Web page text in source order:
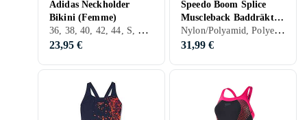
Adidas Neckholder
Bikini (Femme)
36, 38, 40, 42, 44, S, M, L, XL, XXL, XS, Noir, Blanc, Argent, Gris, Bleu, Rouge, Vert, Violet, Bikini
23,95 €
Speedo Boom Splice
Muscleback Baddräkt
(Femme)
Nylon/Polyamid, Polyester, Élasthanne/Spandex/Lycra, 32, 34, 36, 38, 40, 42, 44, 46, 48, 50, 54, 52, 56, S, M, L, XL, XXL, XS, Noir, Blanc, Gris, Turkos, Bleu, Rouge, Jaune, Orange, Vert, Rose, Violet, Maillot de bain
31,99 €